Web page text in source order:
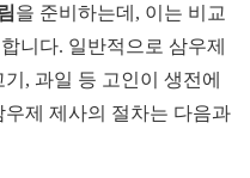
을 준비하는데, 이는 비교
니다. 일반적으로 삼우제
, 과일 등 고인이 생전에
제 제사의 절차는 다음과